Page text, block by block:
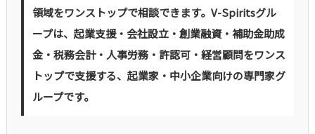
領域をワンストップで相談できます。V-Spiritsグル
ープは、起業支援・会社設立・創業融資・補助金助成
金・税務会計・人事労務・許認可・経営顧問をワンス
トップで支援する、起業家・中小企業向けの専門家グ
ループです。